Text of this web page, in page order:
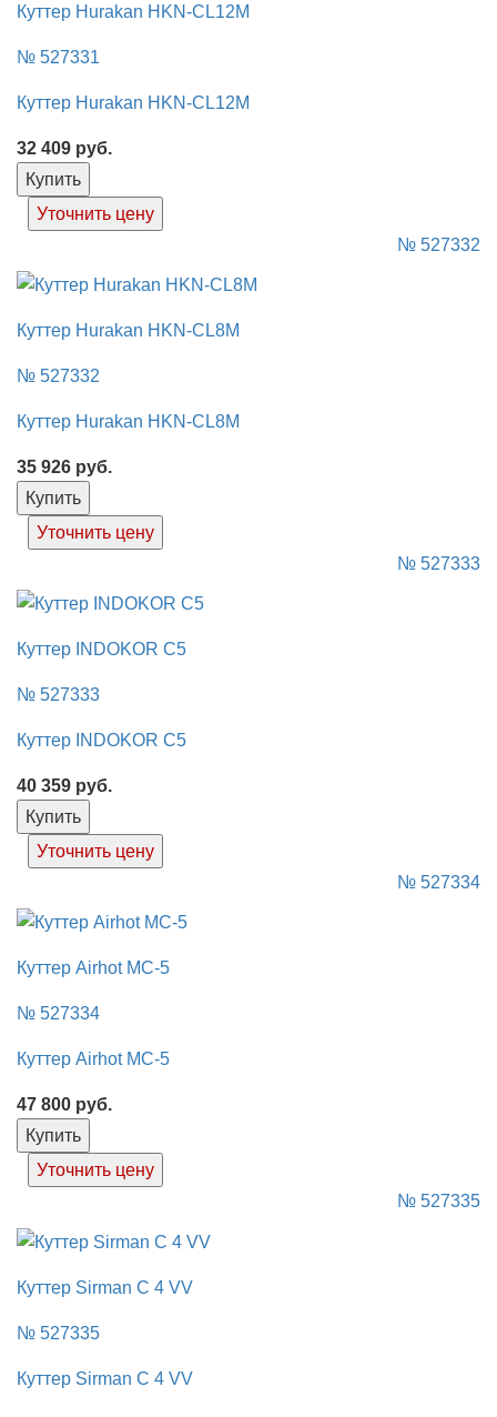
Куттер Hurakan HKN-CL12M
№ 527331
Куттер Hurakan HKN-CL12M
32 409 руб.
Купить
Уточнить цену
№ 527332
Куттер Hurakan HKN-CL8M
№ 527332
Куттер Hurakan HKN-CL8M
35 926 руб.
Купить
Уточнить цену
№ 527333
Куттер INDOKOR C5
№ 527333
Куттер INDOKOR C5
40 359 руб.
Купить
Уточнить цену
№ 527334
Куттер Airhot MC-5
№ 527334
Куттер Airhot MC-5
47 800 руб.
Купить
Уточнить цену
№ 527335
Куттер Sirman C 4 VV
№ 527335
Куттер Sirman C 4 VV